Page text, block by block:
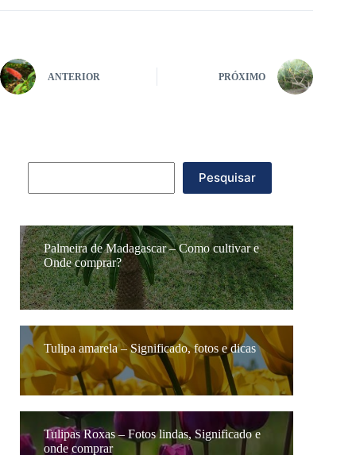
ANTERIOR PRÓXIMO
Pesquisar
Palmeira de Madagascar – Como cultivar e
Onde comprar?
Tulipa amarela – Significado, fotos e dicas
Tulipas Roxas – Fotos lindas, Significado e
onde comprar